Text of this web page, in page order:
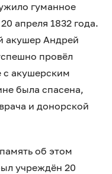
гуманное
апреля 1832 года.
акушер Андрей
провёл
с акушерским
была спасена,
и донорской
об этом
учреждён 20